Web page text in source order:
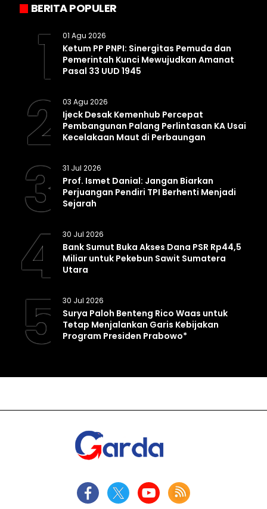
BERITA POPULER
1 01 Agu 2026
Ketum PP PNPI: Sinergitas Pemuda dan
Pemerintah Kunci Mewujudkan Amanat
Pasal 33 UUD 1945
2 03 Agu 2026
Ijeck Desak Kemenhub Percepat
Pembangunan Palang Perlintasan KA Usai
Kecelakaan Maut di Perbaungan
3 31 Jul 2026
Prof. Ismet Danial: Jangan Biarkan
Perjuangan Pendiri TPI Berhenti Menjadi
Sejarah
4 30 Jul 2026
Bank Sumut Buka Akses Dana PSR Rp44,5
Miliar untuk Pekebun Sawit Sumatera
Utara
5 30 Jul 2026
Surya Paloh Benteng Rico Waas untuk
Tetap Menjalankan Garis Kebijakan
Program Presiden Prabowo*